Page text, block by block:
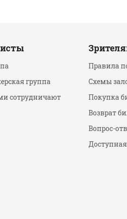
группа
сотрудничают
Правила
Схемы
Покупка
Возврат
Вопрос-
Доступная